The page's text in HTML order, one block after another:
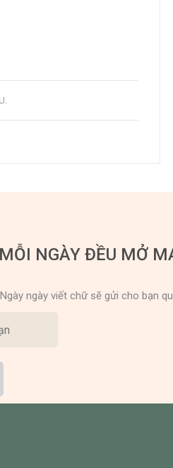
NGÀY ĐỀU MỞ
ngày viết chữ sẽ gửi cho bạn